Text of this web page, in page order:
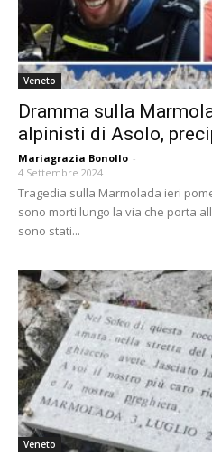
Veneto
Dramma sulla
alpinisti di Asolo,
Mariagrazia Bonollo -
4 Settembre 2024
Tragedia sulla Marmolada ieri
sono morti lungo la via che porta
sono stati...
Veneto